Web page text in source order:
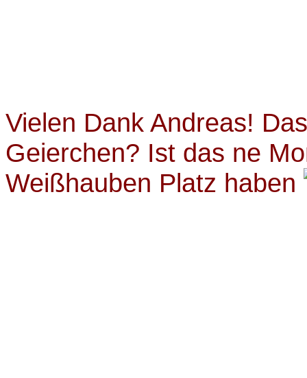
Vielen Dank Andreas!
Geierchen? Ist das ne
Weißhauben Platz haben